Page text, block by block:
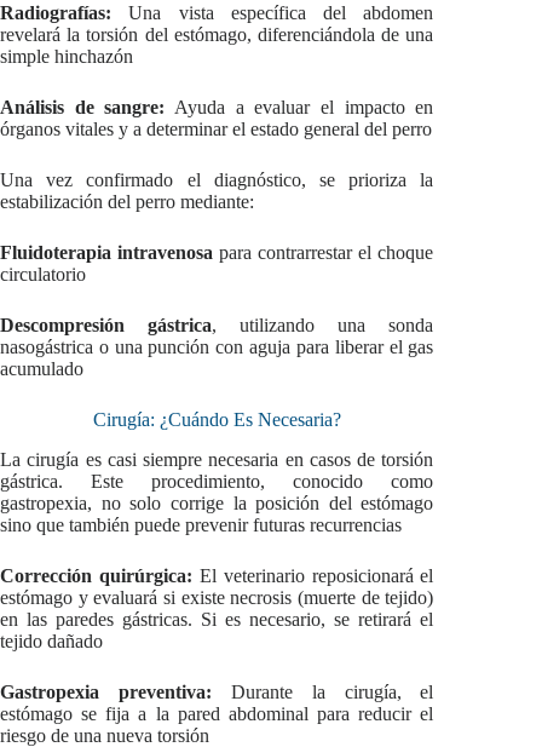
Radiografías: Una vista específica del abdomen
revelará la torsión del estómago, diferenciándola de una
simple hinchazón
Análisis de sangre: Ayuda a evaluar el impacto en
órganos vitales y a determinar el estado general del perro
Una vez confirmado el diagnóstico, se prioriza la
estabilización del perro mediante:
Fluidoterapia intravenosa para contrarrestar el choque
circulatorio
Descompresión gástrica, utilizando una sonda
nasogástrica o una punción con aguja para liberar el gas
acumulado
Cirugía: ¿Cuándo Es Necesaria?
La cirugía es casi siempre necesaria en casos de torsión
gástrica. Este procedimiento, conocido como
gastropexia, no solo corrige la posición del estómago
sino que también puede prevenir futuras recurrencias
Corrección quirúrgica: El veterinario reposicionará el
estómago y evaluará si existe necrosis (muerte de tejido)
en las paredes gástricas. Si es necesario, se retirará el
tejido dañado
Gastropexia preventiva: Durante la cirugía, el
estómago se fija a la pared abdominal para reducir el
riesgo de una nueva torsión